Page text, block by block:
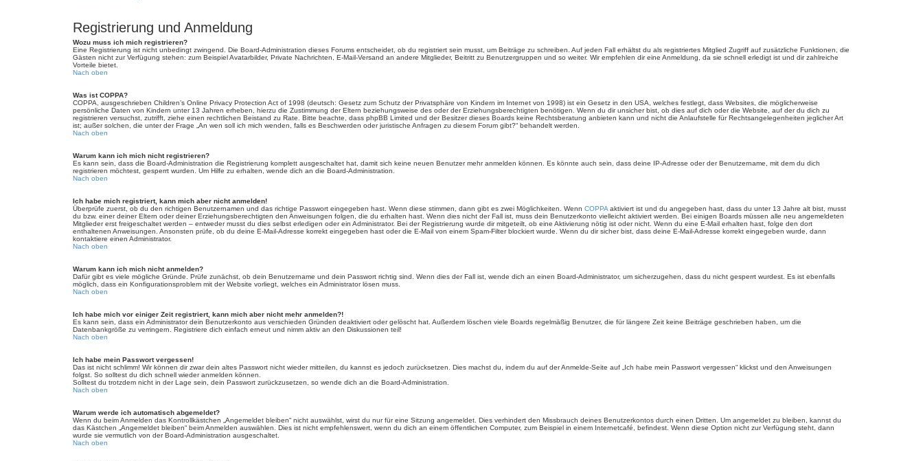
Registrierung und Anmeldung
Wozu muss ich mich registrieren?
Eine Registrierung ist nicht unbedingt zwingend. Die Board-Administration dieses Forums entscheidet, ob du registriert sein musst, um Beiträge zu schreiben. Auf jeden Fall erhältst du als registriertes Mitglied Zugriff auf zusätzliche Funktionen, die
Gästen nicht zur Verfügung stehen: zum Beispiel Avatarbilder, Private Nachrichten, E-Mail-Versand an andere Mitglieder, Beitritt zu Benutzergruppen und so weiter. Wir empfehlen dir eine Anmeldung, da sie schnell erledigt ist und dir zahlreiche
Vorteile bietet.
Nach oben
Was ist COPPA?
COPPA, ausgeschrieben Children’s Online Privacy Protection Act of 1998 (deutsch: Gesetz zum Schutz der Privatsphäre von Kindern im Internet von 1998) ist ein Gesetz in den USA, welches festlegt, dass Websites, die möglicherweise
persönliche Daten von Kindern unter 13 Jahren erheben, hierzu die Zustimmung der Eltern beziehungsweise des oder der Erziehungsberechtigten benötigen. Wenn du dir unsicher bist, ob dies auf dich oder die Website, auf der du dich zu
registrieren versuchst, zutrifft, ziehe einen rechtlichen Beistand zu Rate. Bitte beachte, dass phpBB Limited und der Besitzer dieses Boards keine Rechtsberatung anbieten kann und nicht die Anlaufstelle für Rechtsangelegenheiten jeglicher Art
ist; außer solchen, die unter der Frage „An wen soll ich mich wenden, falls es Beschwerden oder juristische Anfragen zu diesem Forum gibt?“ behandelt werden.
Nach oben
Warum kann ich mich nicht registrieren?
Es kann sein, dass die Board-Administration die Registrierung komplett ausgeschaltet hat, damit sich keine neuen Benutzer mehr anmelden können. Es könnte auch sein, dass deine IP-Adresse oder der Benutzername, mit dem du dich
registrieren möchtest, gesperrt wurden. Um Hilfe zu erhalten, wende dich an die Board-Administration.
Nach oben
Ich habe mich registriert, kann mich aber nicht anmelden!
Überprüfe zuerst, ob du den richtigen Benutzernamen und das richtige Passwort eingegeben hast. Wenn diese stimmen, dann gibt es zwei Möglichkeiten. Wenn COPPA aktiviert ist und du angegeben hast, dass du unter 13 Jahre alt bist, musst
du bzw. einer deiner Eltern oder deiner Erziehungsberechtigten den Anweisungen folgen, die du erhalten hast. Wenn dies nicht der Fall ist, muss dein Benutzerkonto vielleicht aktiviert werden. Bei einigen Boards müssen alle neu angemeldeten
Mitglieder erst freigeschaltet werden – entweder musst du dies selbst erledigen oder ein Administrator. Bei der Registrierung wurde dir mitgeteilt, ob eine Aktivierung nötig ist oder nicht. Wenn du eine E-Mail erhalten hast, folge den dort
enthaltenen Anweisungen. Ansonsten prüfe, ob du deine E-Mail-Adresse korrekt eingegeben hast oder die E-Mail von einem Spam-Filter blockiert wurde. Wenn du dir sicher bist, dass deine E-Mail-Adresse korrekt eingegeben wurde, dann
kontaktiere einen Administrator.
Nach oben
Warum kann ich mich nicht anmelden?
Dafür gibt es viele mögliche Gründe. Prüfe zunächst, ob dein Benutzername und dein Passwort richtig sind. Wenn dies der Fall ist, wende dich an einen Board-Administrator, um sicherzugehen, dass du nicht gesperrt wurdest. Es ist ebenfalls
möglich, dass ein Konfigurationsproblem mit der Website vorliegt, welches ein Administrator lösen muss.
Nach oben
Ich habe mich vor einiger Zeit registriert, kann mich aber nicht mehr anmelden?!
Es kann sein, dass ein Administrator dein Benutzerkonto aus verschieden Gründen deaktiviert oder gelöscht hat. Außerdem löschen viele Boards regelmäßig Benutzer, die für längere Zeit keine Beiträge geschrieben haben, um die
Datenbankgröße zu verringern. Registriere dich einfach erneut und nimm aktiv an den Diskussionen teil!
Nach oben
Ich habe mein Passwort vergessen!
Das ist nicht schlimm! Wir können dir zwar dein altes Passwort nicht wieder mitteilen, du kannst es jedoch zurücksetzen. Dies machst du, indem du auf der Anmelde-Seite auf „Ich habe mein Passwort vergessen“ klickst und den Anweisungen
folgst. So solltest du dich schnell wieder anmelden können.
Solltest du trotzdem nicht in der Lage sein, dein Passwort zurückzusetzen, so wende dich an die Board-Administration.
Nach oben
Warum werde ich automatisch abgemeldet?
Wenn du beim Anmelden das Kontrollkästchen „Angemeldet bleiben“ nicht auswählst, wirst du nur für eine Sitzung angemeldet. Dies verhindert den Missbrauch deines Benutzerkontos durch einen Dritten. Um angemeldet zu bleiben, kannst du
das Kästchen „Angemeldet bleiben“ beim Anmelden auswählen. Dies ist nicht empfehlenswert, wenn du dich an einem öffentlichen Computer, zum Beispiel in einem Internetcafé, befindest. Wenn diese Option nicht zur Verfügung steht, dann
wurde sie vermutlich von der Board-Administration ausgeschaltet.
Nach oben